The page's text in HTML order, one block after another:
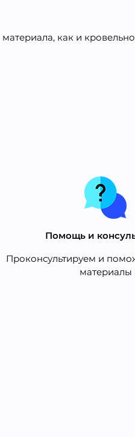
как и
Помощь и
Проконсультируем и
материалы